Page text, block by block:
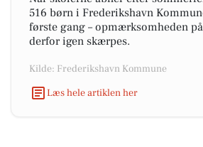
516 børn i Frederikshavn
første gang – opmærksomheden
derfor igen skærpes.
Kilde: Frederikshavn Kommune
Læs hele artiklen her